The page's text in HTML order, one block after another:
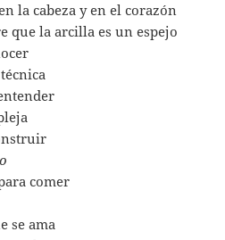
la cabeza y en el corazón
que la arcilla es un espejo
comer
se ama